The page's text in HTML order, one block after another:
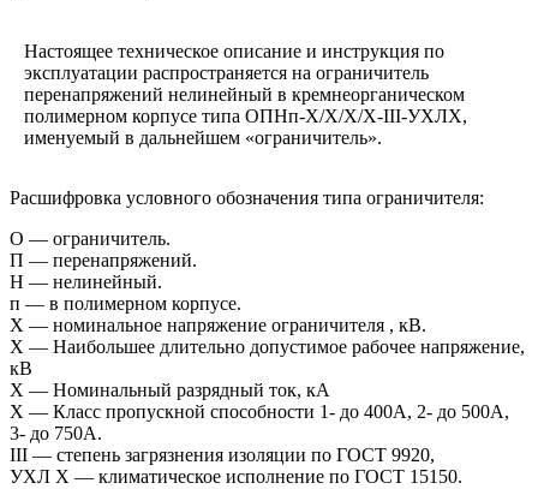
Настоящее техническое описание и инструкция по
эксплуатации распространяется на ограничитель
перенапряжений нелинейный в кремнеорганическом
полимерном корпусе типа ОПНп-X/X/X/X-III-УХЛX,
именуемый в дальнейшем «ограничитель».
Расшифровка условного обозначения типа ограничителя:
О — ограничитель.
П — перенапряжений.
Н — нелинейный.
п — в полимерном корпусе.
Х — номинальное напряжение ограничителя , кВ.
X — Наибольшее длительно допустимое рабочее напряжение,
кВ
Х — Номинальный разрядный ток, кА
X — Класс пропускной способности 1- до 400А, 2- до 500А,
3- до 750А.
III — степень загрязнения изоляции по ГОСТ 9920,
УХЛ X — климатическое исполнение по ГОСТ 15150.